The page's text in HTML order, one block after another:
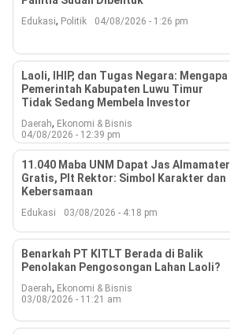
Edukasi, Politik 04/08/2026 - 1:26 pm
Laoli, IHIP, dan Tugas Negara: Mengapa
Pemerintah Kabupaten Luwu Timur
Tidak Sedang Membela Investor
Daerah, Ekonomi & Bisnis
04/08/2026 - 12:39 pm
11.040 Maba UNM Dapat Jas Almamater
Gratis, Plt Rektor: Simbol Karakter dan
Kebersamaan
Edukasi 03/08/2026 - 4:18 pm
Benarkah PT KITLT Berada di Balik
Penolakan Pengosongan Lahan Laoli?
Daerah, Ekonomi & Bisnis
03/08/2026 - 11:21 am